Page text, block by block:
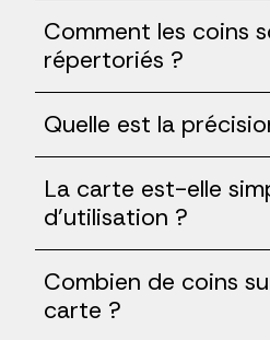
Comment les coins
répertoriés ?
Quelle est la
La carte est-elle
d'utilisation ?
Combien de coins
carte ?